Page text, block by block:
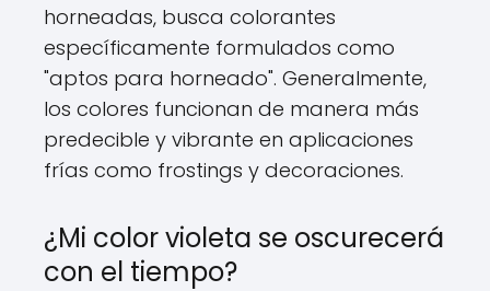
horneadas, busca colorantes
específicamente formulados como
"aptos para horneado". Generalmente,
los colores funcionan de manera más
predecible y vibrante en aplicaciones
frías como frostings y decoraciones.
¿Mi color violeta se oscurecerá
con el tiempo?